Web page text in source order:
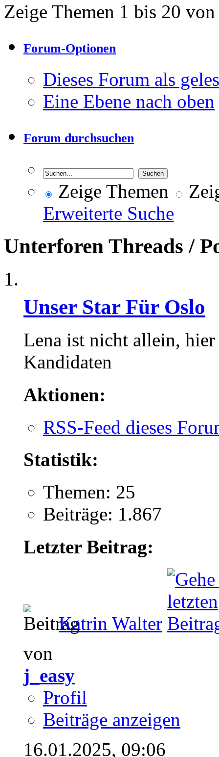
Zeige Themen 1 bis 20
Forum-Optionen
Dieses Forum als
Eine Ebene nach oben
Forum durchsuchen
Zeige Themen
Erweiterte Suche
Unterforen Threads /
Unser Star Für Oslo
Lena ist nicht allein,
Kandidaten
Aktionen:
RSS-Feed dieses
Statistik:
Themen: 25
Beiträge: 1.867
Letzter Beitrag:
Katrin Walter
von
j_easy
Profil
Beiträge anzeigen
16.01.2025, 09:06